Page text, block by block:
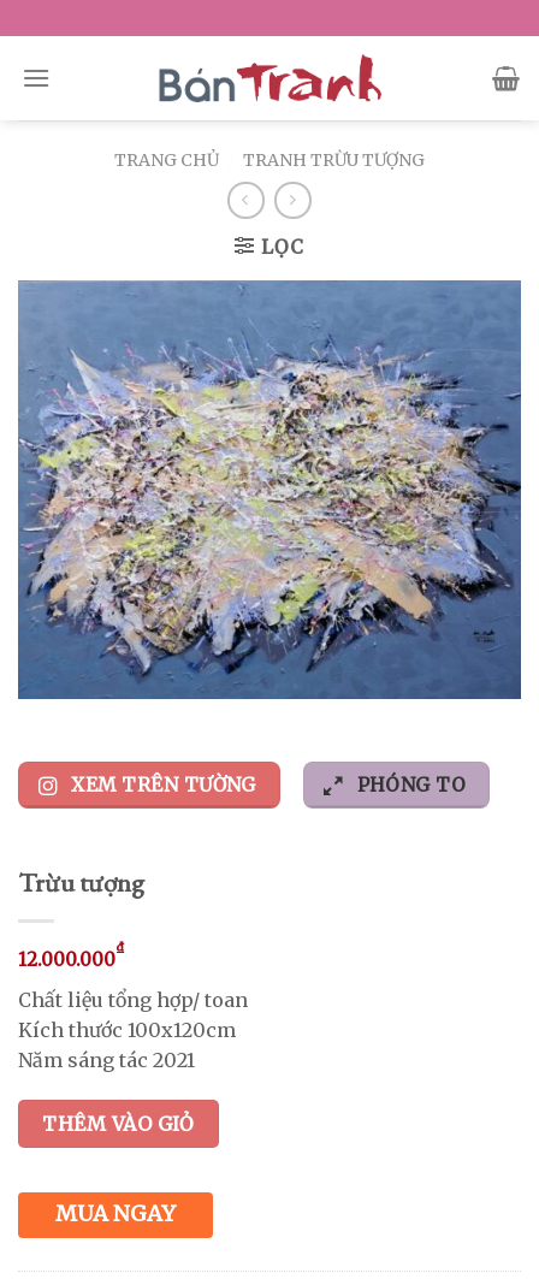
to
content
TRANG CHỦ TRANH TRỪU TƯỢNG
LỌC
XEM TRÊN TƯỜNG PHÓNG TO
Trừu tượng
12.000.000₫
Chất liệu tổng hợp/ toan
Kích thước 100x120cm
Năm sáng tác 2021
THÊM VÀO GIỎ
MUA NGAY